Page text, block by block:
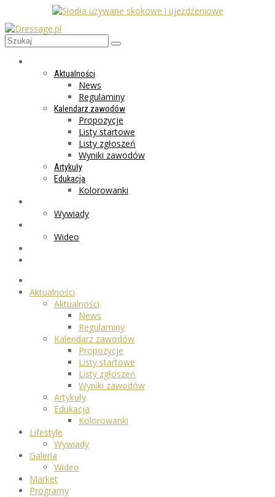
Aktualności
News
Regulaminy
Kalendarz zawodów
Propozycje
Listy startowe
Listy zgłoszeń
Wyniki zawodów
Artykuły
Edukacja
Kolorowanki
Wywiady
Wideo
Aktualności
Aktualności
News
Regulaminy
Kalendarz zawodów
Propozycje
Listy startowe
Listy zgłoszeń
Wyniki zawodów
Artykuły
Edukacja
Kolorowanki
Lifestyle
Wywiady
Galeria
Wideo
Market
Programy